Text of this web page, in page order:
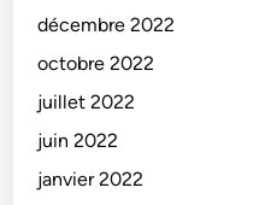
décembre 2022
octobre 2022
juillet 2022
juin 2022
janvier 2022